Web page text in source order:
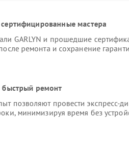
мастера
GARLYN и прошедшие
ремонта и сохранение
быстрый ремонт
позволяют провести экспресс-
минимизируя время без